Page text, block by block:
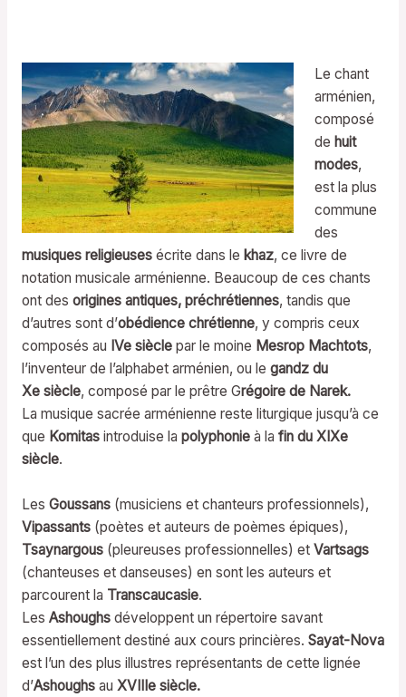
Le chant
arménien,
composé
de huit
modes,
est la plus
commune
des
musiques religieusesécrite dans le khaz, ce livre de
notation musicale arménienne. Beaucoup de ces chants
ont des origines antiques, préchrétiennes, tandis que
d’autres sont d’obédience chrétienne, y compris ceux
composés au IVe sièclepar le moine Mesrop Machtots,
l’inventeur de l’alphabet arménien, ou le gandz du
Xe siècle, composé par le prêtre Grégoire de Narek.
La musique sacrée arménienne reste liturgique jusqu’à ce
que Komitasintroduise la polyphonieà la fin du XIXe
siècle.
Les Goussans(musiciens et chanteurs professionnels),
Vipassants(poètes et auteurs de poèmes épiques),
Tsaynargous(pleureuses professionnelles) et Vartsags
(chanteuses et danseuses) en sont les auteurs et
parcourent la Transcaucasie.
Les Ashoughsdéveloppent un répertoire savant
essentiellement destiné aux cours princières. Sayat-Nova
est l’un des plus illustres représentants de cette lignée
d’Ashoughsau XVIIIe siècle.